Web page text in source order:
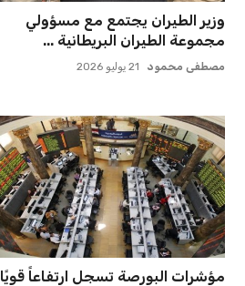
وزير الطيران يجتمع مع مسؤولي
مجموعة الطيران البريطانية ...
مصطفى محمود 21 يوليو 2026
مؤشرات البورصة تسجل ارتفاعاً قويًا